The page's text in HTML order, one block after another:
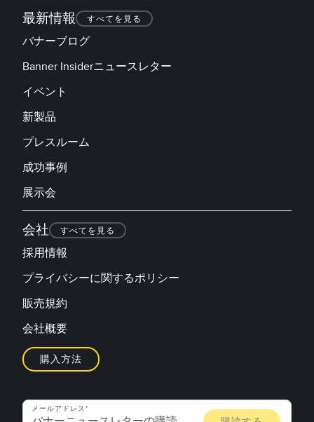
最新情報 すべてを見る
バナーブログ
Banner Insiderニュースレター
イベント
新製品
プレスルーム
成功事例
展示会
会社 すべてを見る
採用情報
プライバシーに関するポリシー
販売規約
会社概要
購入方法
メールアドレス